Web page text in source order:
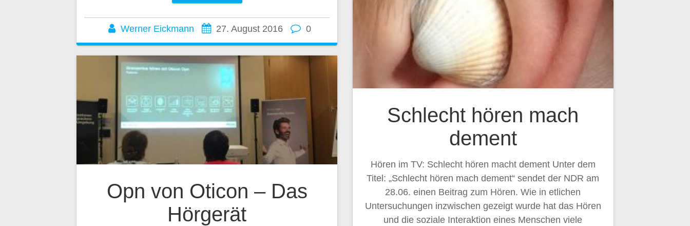
Werner Eickmann 27. August 2016 0
Schlecht hören mach
dement
Hören im TV: Schlecht hören macht dement Unter dem
Titel: „Schlecht hören mach dement“ sendet der NDR am
28.06. einen Beitrag zum Hören. Wie in etlichen
Untersuchungen inzwischen gezeigt wurde hat das Hören
und die soziale Interaktion eines Menschen viele
Opn von Oticon – Das
Hörgerät